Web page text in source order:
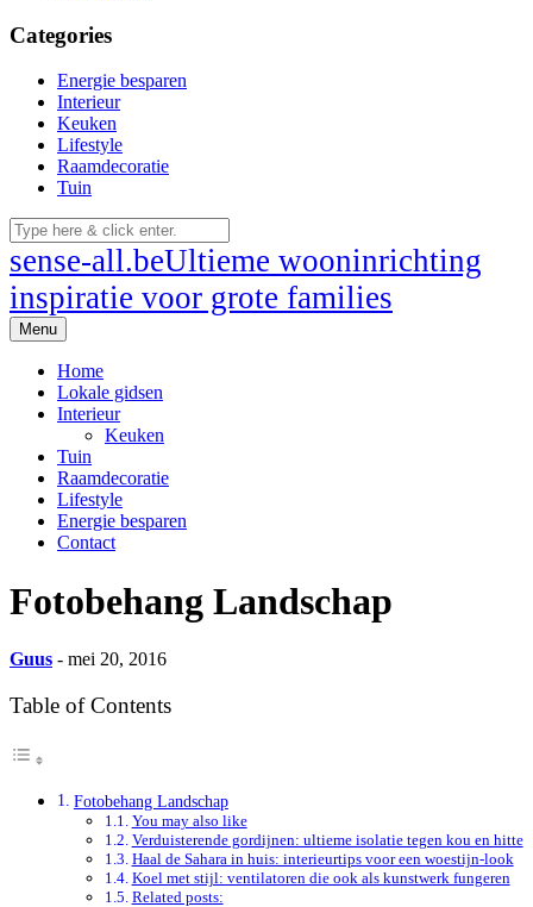
Categories
Energie besparen
Interieur
Keuken
Lifestyle
Raamdecoratie
Tuin
sense-all.beUltieme wooninrichting
inspiratie voor grote families
Menu
Home
Lokale gidsen
Interieur
Keuken
Tuin
Raamdecoratie
Lifestyle
Energie besparen
Contact
Fotobehang Landschap
Guus - mei 20, 2016
Table of Contents
Fotobehang Landschap
You may also like
Verduisterende gordijnen: ultieme isolatie tegen kou en hitte
Haal de Sahara in huis: interieurtips voor een woestijn-look
Koel met stijl: ventilatoren die ook als kunstwerk fungeren
Related posts: